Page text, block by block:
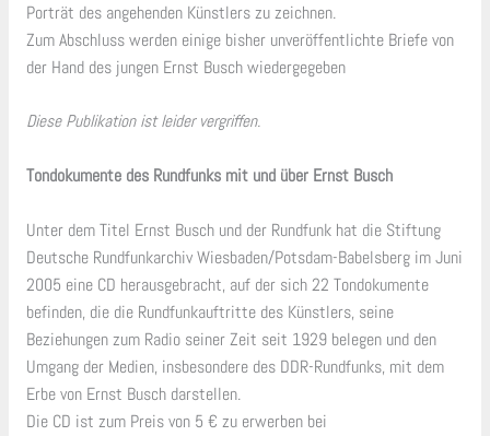
Porträt des angehenden Künstlers zu zeichnen.
Zum Abschluss werden einige bisher unveröffentlichte Briefe von
der Hand des jungen Ernst Busch wiedergegeben
Diese Publikation ist leider vergriffen.
Tondokumente des Rundfunks mit und über Ernst Busch
Unter dem Titel Ernst Busch und der Rundfunk hat die Stiftung
Deutsche Rundfunkarchiv Wiesbaden/Potsdam-Babelsberg im Juni
2005 eine CD herausgebracht, auf der sich 22 Tondokumente
befinden, die die Rundfunkauftritte des Künstlers, seine
Beziehungen zum Radio seiner Zeit seit 1929 belegen und den
Umgang der Medien, insbesondere des DDR-Rundfunks, mit dem
Erbe von Ernst Busch darstellen.
Die CD ist zum Preis von 5 € zu erwerben bei